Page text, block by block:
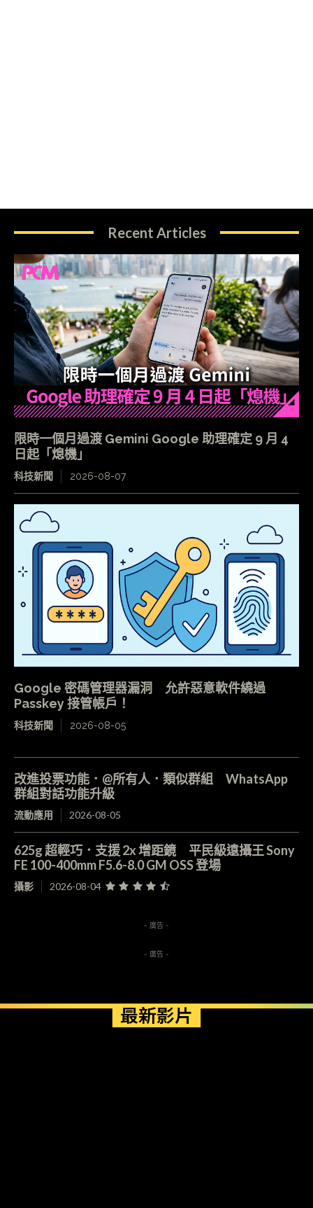
Recent Articles
限時一個月過渡 Gemini Google 助理確定 9 月 4
日起「熄機」
科技新聞 2026-08-07
Google 密碼管理器漏洞 允許惡意軟件繞過
Passkey 接管帳戶！
科技新聞 2026-08-05
改進投票功能．@所有人．類似群組 WhatsApp
群組對話功能升級
流動應用 2026-08-05
625g 超輕巧．支援 2x 增距鏡 平民級遠攝王 Sony
FE 100-400mm F5.6-8.0 GM OSS 登場
攝影 2026-08-04
- 廣告 -
- 廣告 -
最新影片